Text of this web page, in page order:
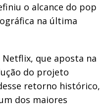
o alcance do pop
na última
que aposta na
do projeto
retorno histórico,
dos maiores